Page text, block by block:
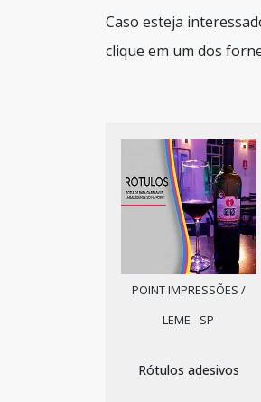
Caso esteja
clique em um dos
POINT IMPRESSÕES /
LEME - SP
Rótulos adesivos